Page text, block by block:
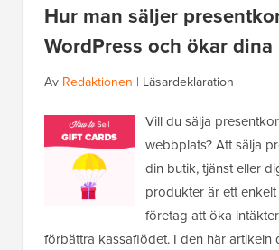
Hur man säljer
WordPress och ökar
Av Redaktionen | Läsardeklaration
Vill du sälja
webbplats? Att sälja
din butik, tjänst eller
produkter är ett
företag att öka
förbättra kassaflödet. I den här artikeln